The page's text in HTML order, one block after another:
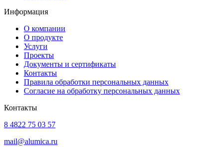
Информация
О компании
О продукте
Услуги
Проекты
Документы и сертификаты
Контакты
Правила обработки персональных данных
Согласие на обработку персональных данных
Контакты
8 4822 75 03 57
mail@alumica.ru